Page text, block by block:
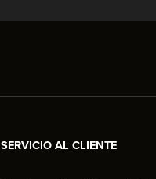
SERVICIO AL CLIENTE